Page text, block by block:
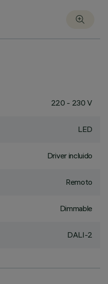
220 - 230 V
LED
Driver incluido
Remoto
Dimmable
DALI-2